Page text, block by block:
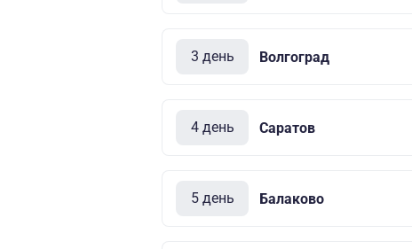
3 день Волгоград
4 день Саратов
5 день Балаково